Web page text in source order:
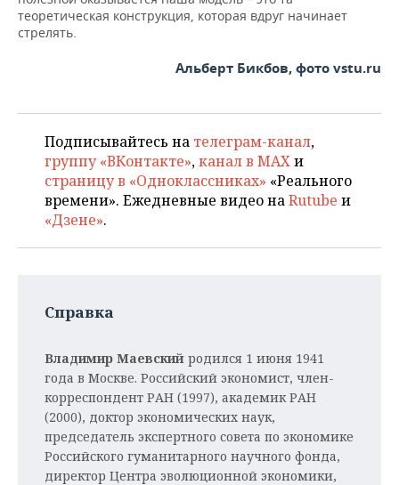
теоретическая конструкция, которая вдруг начинает
стрелять.
Альберт Бикбов, фото vstu.ru
Подписывайтесь на телеграм-канал,
группу «ВКонтакте»,канал в MAXи
страницу в «Одноклассниках» «Реального
времени». Ежедневные видео наRutube и
«Дзене».
Справка
Владимир Маевский родился 1 июня 1941
года в Москве. Российский экономист, член-
корреспондент РАН (1997), академик РАН
(2000), доктор экономических наук,
председатель экспертного совета по экономике
Российского гуманитарного научного фонда,
директор Центра эволюционной экономики,